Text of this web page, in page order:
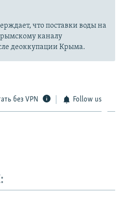
что поставки воды на
каналу
деоккупации Крыма.
без VPN Follow us